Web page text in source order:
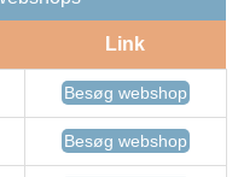
Link
Besøg webshop
Besøg webshop